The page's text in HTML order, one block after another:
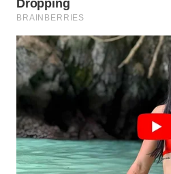
NATUNA
WN
BINTAN
WN
MANDALIKA